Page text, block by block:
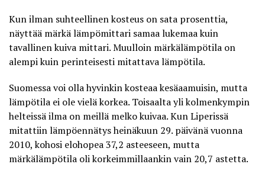
Kun ilman suhteellinen kosteus on sata prosenttia,
näyttää märkä lämpömittari samaa lukemaa kuin
tavallinen kuiva mittari. Muulloin märkälämpötila on
alempi kuin perinteisesti mitattava lämpötila.
Suomessa voi olla hyvinkin kosteaa kesäaamuisin, mutta
lämpötila ei ole vielä korkea. Toisaalta yli kolmenkympin
helteissä ilma on meillä melko kuivaa. Kun Liperissä
mitattiin lämpöennätys heinäkuun 29. päivänä vuonna
2010, kohosi elohopea 37,2 asteeseen, mutta
märkälämpötila oli korkeimmillaankin vain 20,7 astetta.